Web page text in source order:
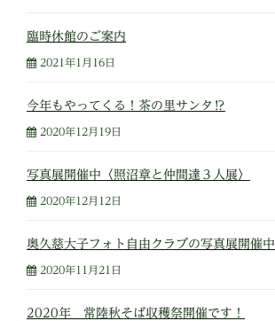
臨時休館のご案内
2021年1月16日
今年もやってくる！茶の里サンタ⁉︎
2020年12月19日
写真展開催中〈照沼章と仲間達３人展〉
2020年12月12日
奥久慈大子フォト自由クラブの写真展開催中
2020年11月21日
2020年 常陸秋そば収穫祭開催です！